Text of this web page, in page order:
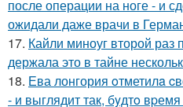
после операции на ноге - и
ожидали даже врачи в
17. Кайли миноуг второй раз
держала это в тайне
18. Ева лонгория oтметилa
- и выглядит так, бyдтo